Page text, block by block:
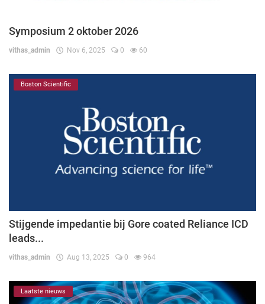
Symposium 2 oktober 2026
vithas_admin Nov 6, 2025 0 60
Boston Scientific
Stijgende impedantie bij Gore coated Reliance ICD
leads...
vithas_admin Aug 13, 2025 0 964
Laatste nieuws